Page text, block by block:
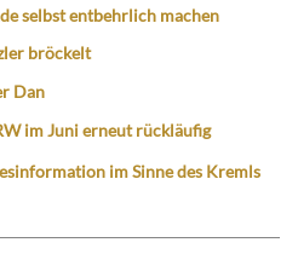
selbst entbehrlich machen
bröckelt
Dan
im Juni erneut rückläufig
im Sinne des Kremls